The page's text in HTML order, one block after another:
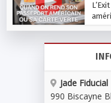
Jade Fiducial
990 Biscayne